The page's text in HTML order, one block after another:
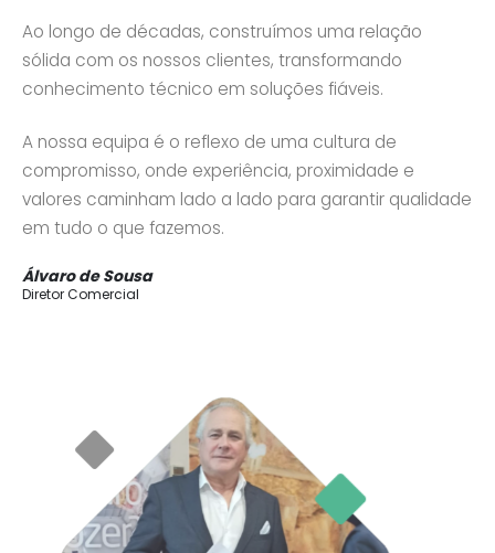
Ao longo de décadas, construímos uma relação
sólida com os nossos clientes, transformando
conhecimento técnico em soluções fiáveis.
A nossa equipa é o reflexo de uma cultura de
compromisso, onde experiência, proximidade e
valores caminham lado a lado para garantir qualidade
em tudo o que fazemos.
Álvaro de Sousa
Diretor Comercial